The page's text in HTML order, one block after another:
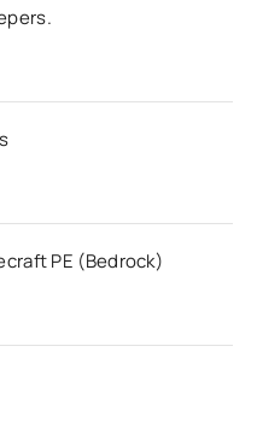
PE (Bedrock)